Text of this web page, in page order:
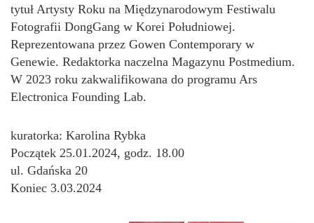
tytuł Artysty Roku na Międzynarodowym Festiwalu
Fotografii DongGang w Korei Południowej.
Reprezentowana przez Gowen Contemporary w
Genewie. Redaktorka naczelna Magazynu Postmedium.
W 2023 roku zakwalifikowana do programu Ars
Electronica Founding Lab.
kuratorka: Karolina Rybka
Początek 25.01.2024, godz. 18.00
ul. Gdańska 20
Koniec 3.03.2024